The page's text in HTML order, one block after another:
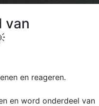
van
en reageren.
en word onderdeel van